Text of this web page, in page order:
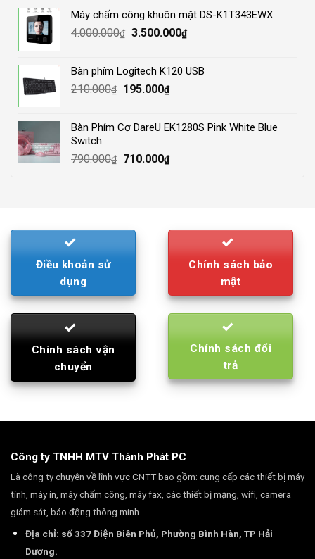
3.500.000₫.2.800.000₫.
Máy chấm công khuôn mặt DS-K1T343EWX
4.000.000₫ Original
4.000.000₫.
3.500.000₫Current
3.500.000₫.
Bàn phím Logitech K120 USB
210.000₫
Original
210.000₫.
195.000₫Current
195.000₫.
Bàn Phím Cơ DareU EK1280S Pink White Blue
Switch
790.000₫
Original
710.000₫Current
Điều khoản sử
dụng
Chính sách bảo
mật
Chính sách vận
chuyển
Chính sách đổi
trả
Công ty TNHH MTV Thành Phát PC
Là công ty chuyên về lĩnh vực CNTT bao gồm: cung cấp các thiết bị máy
tính, máy in, máy chấm công, máy fax, các thiết bị mạng, wifi, camera
giám sát, báo động thông minh.
Địa chỉ: số 337 Điện Biên Phủ, Phường Bình Hàn, TP Hải
Dương.